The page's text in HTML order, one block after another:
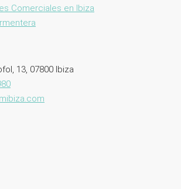
Comerciales en Ibiza
13, 07800 Ibiza